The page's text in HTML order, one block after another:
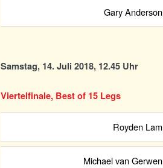
Gary Anderson
Samstag, 14. Juli 2018, 12.45 Uhr
Viertelfinale, Best of 15 Legs
Royden Lam
Michael van Gerwen